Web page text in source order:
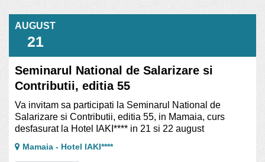
AUGUST
21
Seminarul National de Salarizare si
Contributii, editia 55
Va invitam sa participati la Seminarul National de
Salarizare si Contributii, editia 55, in Mamaia, curs
desfasurat la Hotel IAKI**** in 21 si 22 august
Mamaia - Hotel IAKI****